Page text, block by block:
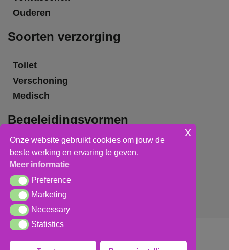
Ouderen
Soorten verzorging
Toilet
Verschoning
Medisch
Begeleidingsvormen
Grote groepsbegeleiding
Kleine groepsbegeleiding
Individuele begeleiding
cookieverklaring
Onze website gebruikt cookies om jouw de
beste werking en ervaring te geven.
Meer informatie
PreferencePreference
MarketingMarketing
NecessaryNecessary
StatisticsStatistics
x